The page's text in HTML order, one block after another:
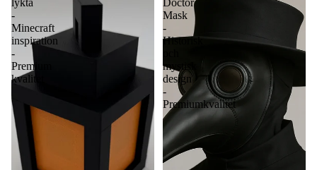
lykta
-
Minecraft
inspiration
-
Premium
kvalitet
Doctor
Mask
-
Historisk
mystisk
design
-
Premiumkvalitet